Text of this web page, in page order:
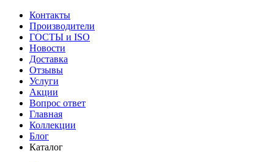
Контакты
Производители
ГОСТЫ и ISO
Новости
Доставка
Отзывы
Услуги
Акции
Вопрос ответ
Главная
Коллекции
Блог
Каталог